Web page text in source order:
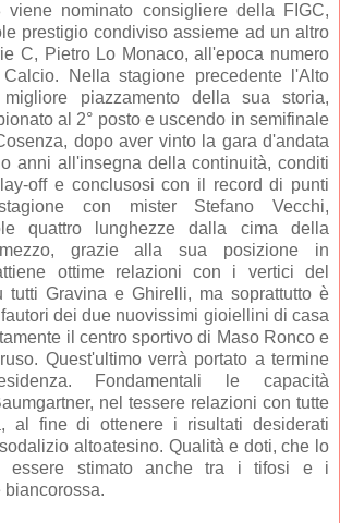
viene nominato consigliere della FIGC,
prestigio condiviso assieme ad un altro
C, Pietro Lo Monaco, all'epoca numero
Nella stagione precedente l'Alto
piazzamento della sua storia,
al 2° posto e uscendo in semifinale
dopo aver vinto la gara d'andata
anni all'insegna della continuità, conditi
off e conclusosi con il record di punti
con mister Stefano Vecchi,
quattro lunghezze dalla cima della
grazie alla sua posizione in
ottime relazioni con i vertici del
tutti Gravina e Ghirelli, ma soprattutto è
dei due nuovissimi gioiellini di casa
il centro sportivo di Maso Ronco e
Quest'ultimo verrà portato a termine
Fondamentali le capacità
nel tessere relazioni con tutte
al fine di ottenere i risultati desiderati
altoatesino. Qualità e doti, che lo
essere stimato anche tra i tifosi e i
biancorossa.